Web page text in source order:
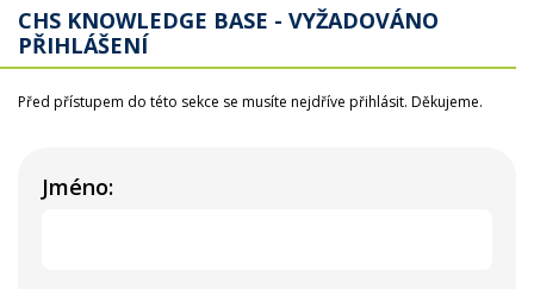
CHS KNOWLEDGE BASE - VYŽADOVÁNO
PŘIHLÁŠENÍ
Před přístupem do této sekce se musíte nejdříve přihlásit. Děkujeme.
Jméno: